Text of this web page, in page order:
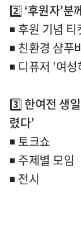
2️⃣‘후원자’분
◾후원 기념 티
◾친환경 샴푸
◾ 디퓨저 '여
3️⃣한여전 생
렸다’
◾토크쇼
◾주제별 모임
◾전시